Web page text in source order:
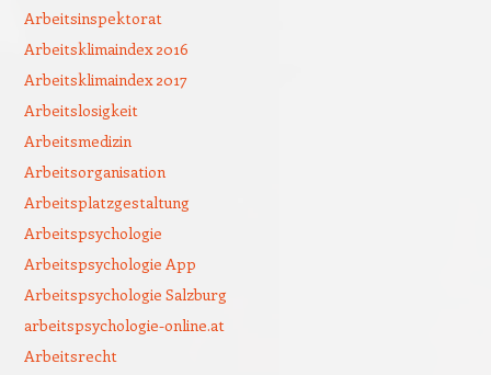
Arbeitsinspektorat
Arbeitsklimaindex 2016
Arbeitsklimaindex 2017
Arbeitslosigkeit
Arbeitsmedizin
Arbeitsorganisation
Arbeitsplatzgestaltung
Arbeitspsychologie
Arbeitspsychologie App
Arbeitspsychologie Salzburg
arbeitspsychologie-online.at
Arbeitsrecht